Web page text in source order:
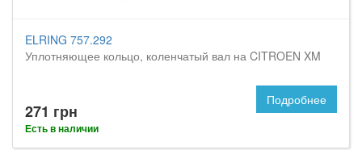
ELRING 757.292
Уплотняющее кольцо, коленчатый вал на CITROEN XM
271 грн
Есть в наличии
Подробнее